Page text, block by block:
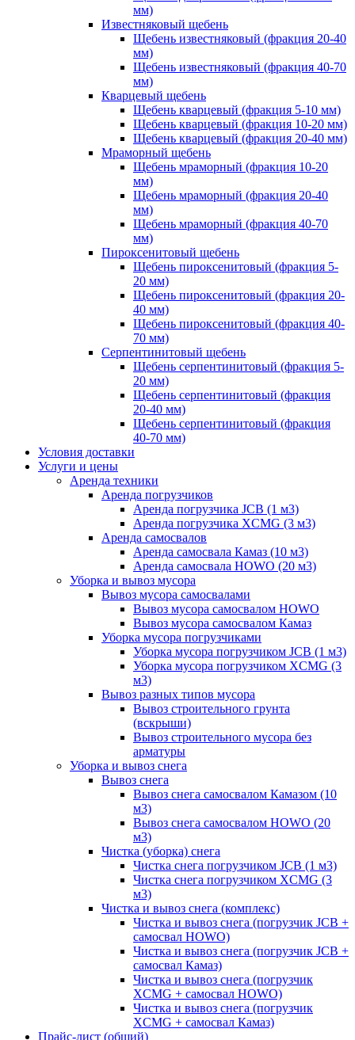
мм)
Известняковый щебень
Щебень известняковый (фракция 20-40
мм)
Щебень известняковый (фракция 40-70
мм)
Кварцевый щебень
Щебень кварцевый (фракция 5-10 мм)
Щебень кварцевый (фракция 10-20 мм)
Щебень кварцевый (фракция 20-40 мм)
Мраморный щебень
Щебень мраморный (фракция 10-20
мм)
Щебень мраморный (фракция 20-40
мм)
Щебень мраморный (фракция 40-70
мм)
Пироксенитовый щебень
Щебень пироксенитовый (фракция 5-
20 мм)
Щебень пироксенитовый (фракция 20-
40 мм)
Щебень пироксенитовый (фракция 40-
70 мм)
Серпентинитовый щебень
Щебень серпентинитовый (фракция 5-
20 мм)
Щебень серпентинитовый (фракция
20-40 мм)
Щебень серпентинитовый (фракция
40-70 мм)
Условия доставки
Услуги и цены
Аренда техники
Аренда погрузчиков
Аренда погрузчика JCB (1 м3)
Аренда погрузчика XCMG (3 м3)
Аренда самосвалов
Аренда самосвала Камаз (10 м3)
Аренда самосвала HOWO (20 м3)
Уборка и вывоз мусора
Вывоз мусора самосвалами
Вывоз мусора самосвалом HOWO
Вывоз мусора самосвалом Камаз
Уборка мусора погрузчиками
Уборка мусора погрузчиком JCB (1 м3)
Уборка мусора погрузчиком XCMG (3
м3)
Вывоз разных типов мусора
Вывоз строительного грунта
(вскрыши)
Вывоз строительного мусора без
арматуры
Уборка и вывоз снега
Вывоз снега
Вывоз снега самосвалом Камазом (10
м3)
Вывоз снега самосвалом HOWO (20
м3)
Чистка (уборка) снега
Чистка снега погрузчиком JCB (1 м3)
Чистка снега погрузчиком XCMG (3
м3)
Чистка и вывоз снега (комплекс)
Чистка и вывоз снега (погрузчик JCB +
самосвал HOWO)
Чистка и вывоз снега (погрузчик JCB +
самосвал Камаз)
Чистка и вывоз снега (погрузчик
XCMG + самосвал HOWO)
Чистка и вывоз снега (погрузчик
XCMG + самосвал Камаз)
Прайс-лист (общий)